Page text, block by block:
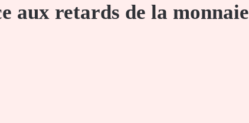
aux retards de la monnaie